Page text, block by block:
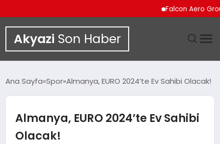
Falcon Aero Group,
Akyazi Son Haber
SIYASET
DÜNYA
Ana Sayfa Spor Almanya, EURO 2024’te Ev Sahibi Olacak!
Almanya, EURO 2024’te Ev Sahibi
Olacak!